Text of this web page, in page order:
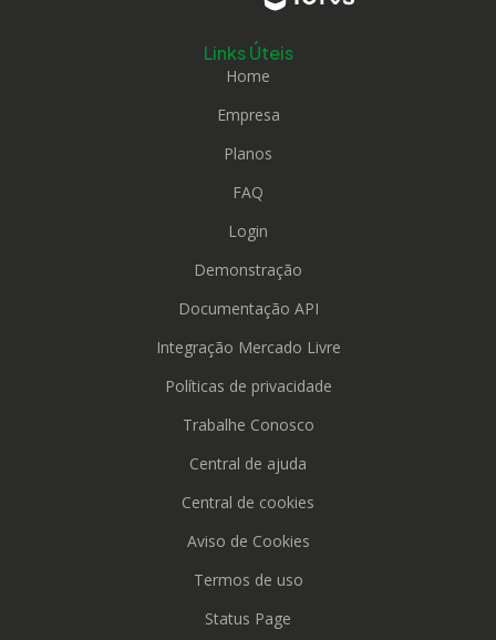
Links Úteis
Home
Empresa
Planos
FAQ
Login
Demonstração
Documentação API
Integração Mercado Livre
Políticas de privacidade
Trabalhe Conosco
Central de ajuda
Central de cookies
Aviso de Cookies
Termos de uso
Status Page